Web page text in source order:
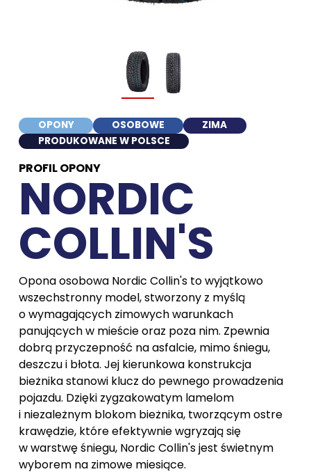
OPONY OSOBOWE
ZIMA
PRODUKOWANE W POLSCE
PROFIL OPONY
NORDIC
COLLIN'S
Opona osobowa Nordic Collin's to wyjątkowo
wszechstronny model, stworzony z myślą
o wymagających zimowych warunkach
panujących w mieście oraz poza nim. Zpewnia
dobrą przyczepność na asfalcie, mimo śniegu,
deszczu i błota. Jej kierunkowa konstrukcja
bieżnika stanowi klucz do pewnego prowadzenia
pojazdu. Dzięki zygzakowatym lamelom
i niezależnym blokom bieżnika, tworzącym ostre
krawędzie, które efektywnie wgryzają się
w warstwę śniegu, Nordic Collin's jest świetnym
wyborem na zimowe miesiące.